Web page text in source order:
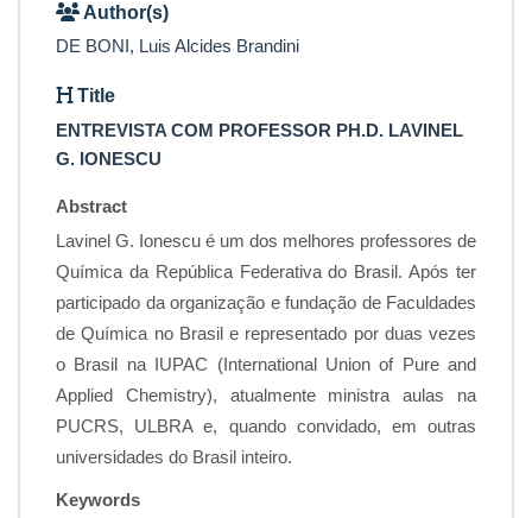
Author(s)
DE BONI, Luis Alcides Brandini
Title
ENTREVISTA COM PROFESSOR PH.D. LAVINEL
G. IONESCU
Abstract
Lavinel G. Ionescu é um dos melhores professores de
Química da República Federativa do Brasil. Após ter
participado da organização e fundação de Faculdades
de Química no Brasil e representado por duas vezes
o Brasil na IUPAC (International Union of Pure and
Applied Chemistry), atualmente ministra aulas na
PUCRS, ULBRA e, quando convidado, em outras
universidades do Brasil inteiro.
Keywords